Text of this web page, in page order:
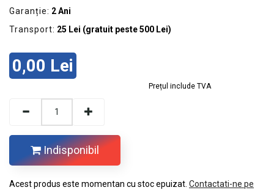
ELECTRICE
ECHIPAMENTE
DE
PROTECȚIE
FOTOVOLTAICE
Garanție: 2 Ani
Transport: 25 Lei (gratuit peste 500 Lei)
0,00 Lei
Prețul include TVA
Indisponibil
Acest produs este momentan cu stoc epuizat. Contactati-ne pe